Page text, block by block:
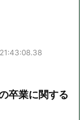
卒業に関する